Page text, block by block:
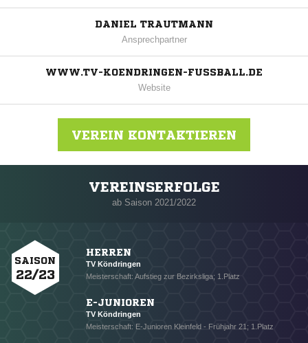
DANIEL TRAUTMANN
Ansprechpartner
WWW.TV-KOENDRINGEN-FUSSBALL.DE
Website
VEREIN KONTAKTIEREN
Nachricht an TV Köndringen
VEREINSERFOLGE
ab Saison 2021/2022
SAISON
22/23
HERREN
TV Köndringen
Meisterschaft: Aufstieg zur Bezirksliga; 1.Platz
E-JUNIOREN
TV Köndringen
Meisterschaft: E-Junioren Kleinfeld - Frühjahr 21; 1.Platz